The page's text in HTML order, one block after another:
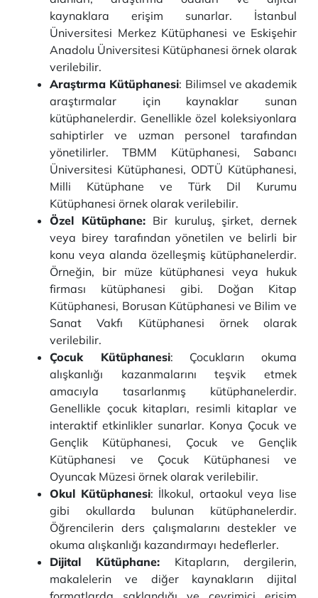
kaynaklara erişim sunarlar. İstanbul
Üniversitesi Merkez Kütüphanesi ve Eskişehir
Anadolu Üniversitesi Kütüphanesi örnek olarak
verilebilir.
Araştırma Kütüphanesi: Bilimsel ve akademik
araştırmalar için kaynaklar sunan
kütüphanelerdir. Genellikle özel koleksiyonlara
sahiptirler ve uzman personel tarafından
yönetilirler. TBMM Kütüphanesi, Sabancı
Üniversitesi Kütüphanesi, ODTÜ Kütüphanesi,
Milli Kütüphane ve Türk Dil Kurumu
Kütüphanesi örnek olarak verilebilir.
Özel Kütüphane: Bir kuruluş, şirket, dernek
veya birey tarafından yönetilen ve belirli bir
konu veya alanda özelleşmiş kütüphanelerdir.
Örneğin, bir müze kütüphanesi veya hukuk
firması kütüphanesi gibi. Doğan Kitap
Kütüphanesi, Borusan Kütüphanesi ve Bilim ve
Sanat Vakfı Kütüphanesi örnek olarak
verilebilir.
Çocuk Kütüphanesi: Çocukların okuma
alışkanlığı kazanmalarını teşvik etmek
amacıyla tasarlanmış kütüphanelerdir.
Genellikle çocuk kitapları, resimli kitaplar ve
interaktif etkinlikler sunarlar. Konya Çocuk ve
Gençlik Kütüphanesi, Çocuk ve Gençlik
Kütüphanesi ve Çocuk Kütüphanesi ve
Oyuncak Müzesi örnek olarak verilebilir.
Okul Kütüphanesi: İlkokul, ortaokul veya lise
gibi okullarda bulunan kütüphanelerdir.
Öğrencilerin ders çalışmalarını destekler ve
okuma alışkanlığı kazandırmayı hedeflerler.
Dijital Kütüphane: Kitapların, dergilerin,
makalelerin ve diğer kaynakların dijital